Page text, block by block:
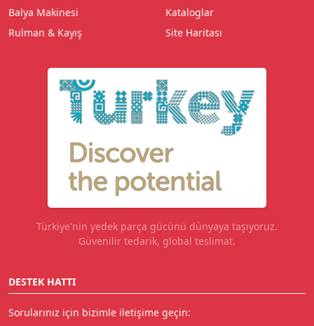
Balya Makinesi
Rulman & Kayış
Kataloglar
Site Haritası
Türkiye'nin yedek parça gücünü dünyaya taşıyoruz.
Güvenilir tedarik, global teslimat.
DESTEK HATTI
Sorularınız için bizimle iletişime geçin: